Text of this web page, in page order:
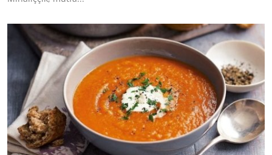
Mutfak Sırları & Teknikler
Gıda Sözlüğü & Nedir?
Yemek Tarifleri & Menüler